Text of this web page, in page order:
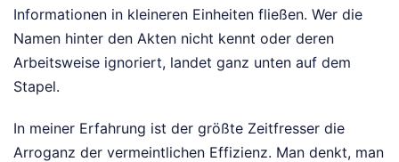
Informationen in kleineren Einheiten fließen. Wer die
Namen hinter den Akten nicht kennt oder deren
Arbeitsweise ignoriert, landet ganz unten auf dem
Stapel.
In meiner Erfahrung ist der größte Zeitfresser die
Arroganz der vermeintlichen Effizienz. Man denkt, man